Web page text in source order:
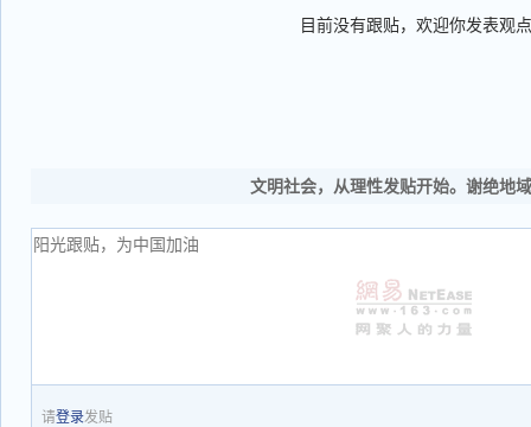
目前没有跟贴，欢迎你发表观点
文明社会，从理性发贴开始。谢绝地
请登录发贴